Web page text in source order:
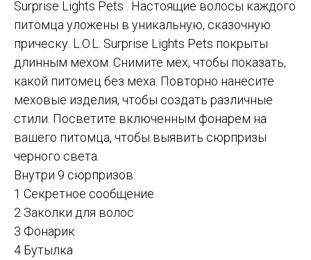
Surprise Lights Pets . Настоящие волосы каждого
питомца уложены в уникальную, сказочную
прическу. L.O.L. Surprise Lights Pets покрыты
длинным мехом. Снимите мех, чтобы показать,
какой питомец без меха. Повторно нанесите
меховые изделия, чтобы создать различные
стили. Посветите включенным фонарем на
вашего питомца, чтобы выявить сюрпризы
черного света.
Внутри 9 сюрпризов:
1 Секретное сообщение
2 Заколки для волос
3 Фонарик
4 Бутылка